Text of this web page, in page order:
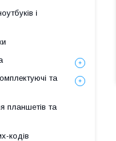
і
та
планшетів та
кодів